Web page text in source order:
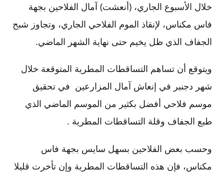
خلال الأسبوع الجاري، (أنعشت) آمال الفلاحين بجهة
فاس مكناس، لإنقاذ الموم الفلاحي الجاري، وتجاوز شبح
الجفاف الذي ظل يخيم حتى نهاية الشهر الماضي.
ويتوقع أن تساهم التساقطات المطرية المتوقعة خلال
شهر دجنبر في إنعاش آمال المزارعين في تحقيق
موسم فلاحي أفضل بكثير من الموسم الماضي الذي
طبع الجفاف وقلة التساقطات المطرية .
وحسب بعض الفلاحين بسهل سايس بجهة فاس
مكناس، فإن هذه التساقطات المطرية وإن تأخرت قليلا